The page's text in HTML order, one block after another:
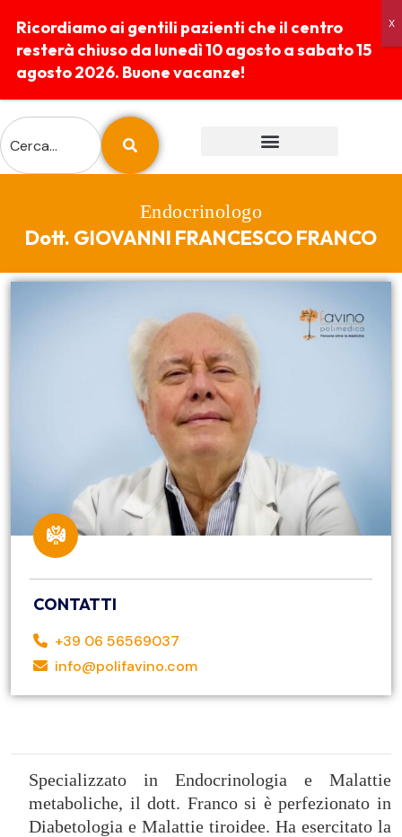
Endocrinologo
Dott. GIOVANNI FRANCESCO FRANCO
CONTATTI
+39 06 56569037
info@polifavino.com
Specializzato in Endocrinologia e Malattie
metaboliche, il dott. Franco si è perfezionato in
Diabetologia e Malattie tiroidee. Ha esercitato la
Ricordiamo ai gentili pazienti che il centro
resterà chiuso da lunedì 10 agosto a sabato 15
agosto 2026. Buone vacanze!